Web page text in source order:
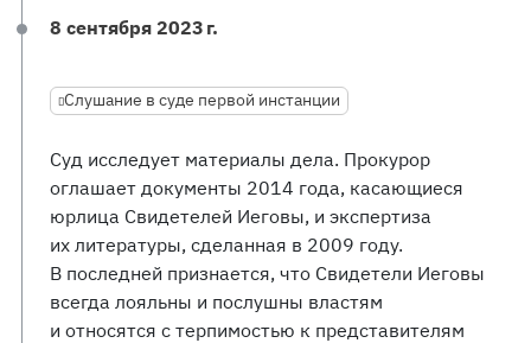
8 сентября 2023 г.
Слушание в суде первой инстанции
Суд исследует материалы дела. Прокурор
оглашает документы 2014 года, касающиеся
юрлица Свидетелей Иеговы, и экспертиза
их литературы, сделанная в 2009 году.
В последней признается, что Свидетели Иеговы
всегда лояльны и послушны властям
и относятся с терпимостью к представителям